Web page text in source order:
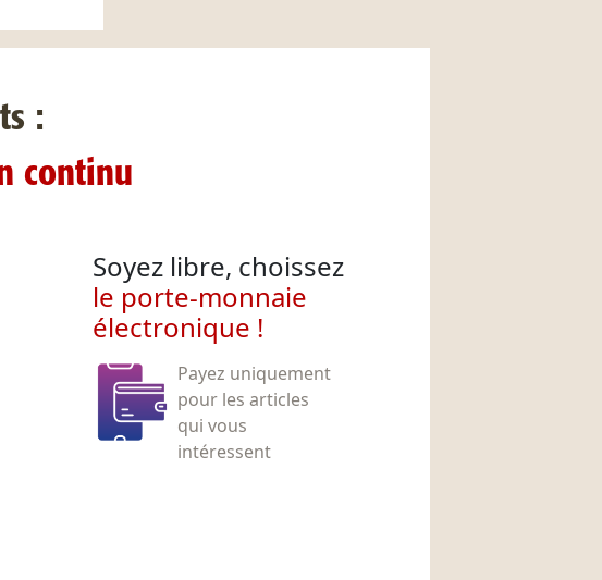
:
continu
Soyez libre, choissez
le porte-monnaie
électronique !
Payez uniquement
pour les articles
qui vous
intéressent